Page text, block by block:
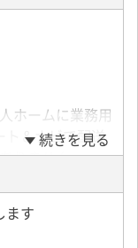
ホームに業務用
ト＆ナビで配送
りません｡
す｡先輩ドライ
験の方も安心で
コミュニケー
続きを見る
ます